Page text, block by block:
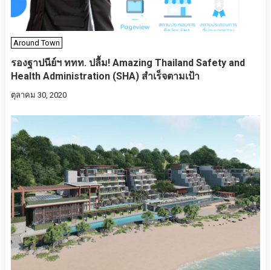
Around Town
รองฐาปนีย์ฯ ททท. ปลื้ม! Amazing Thailand Safety and
Health Administration (SHA) สำเร็จตามเป้า
ตุลาคม 30, 2020